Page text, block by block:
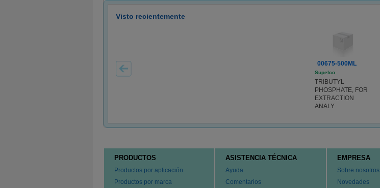
Visto recientemente
00675-500ML
Supelco
TRIBUTYL
PHOSPHATE, FOR
EXTRACTION
ANALY
PRODUCTOS
Productos por aplicación
Productos por marca
ASISTENCIA TÉCNICA
Ayuda
Comentarios
EMPRESA
Sobre nosotros
Novedades